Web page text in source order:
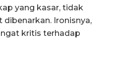
yang kasar, tidak
Ironisnya,
kritis terhadap